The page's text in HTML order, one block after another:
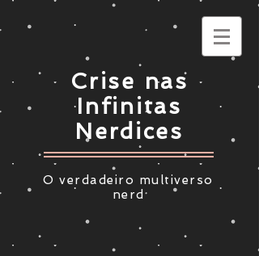
Crise nas
Infinitas
Nerdices
O verdadeiro multiverso
nerd